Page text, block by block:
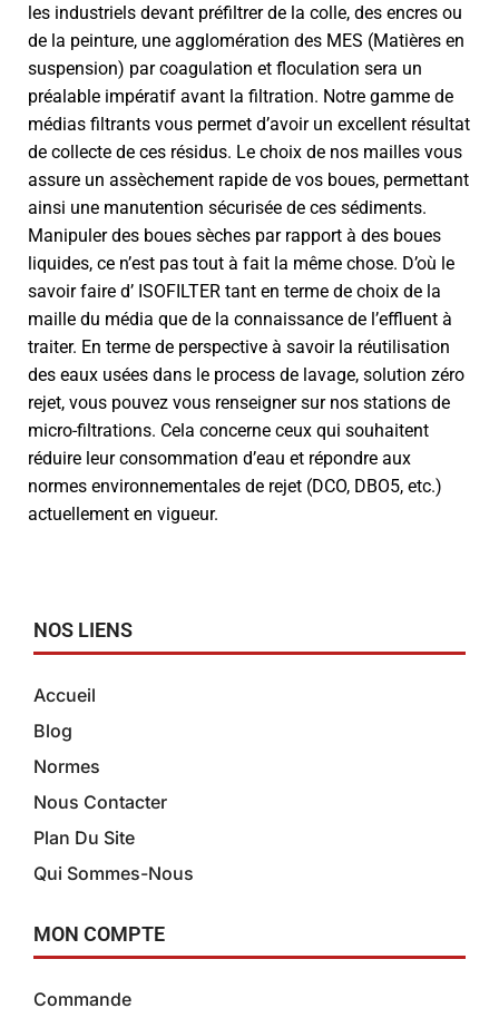
les industriels devant préfiltrer de la colle, des encres ou
de la peinture, une agglomération des MES (Matières en
suspension) par coagulation et floculation sera un
préalable impératif avant la filtration. Notre gamme de
médias filtrants vous permet d’avoir un excellent résultat
de collecte de ces résidus. Le choix de nos mailles vous
assure un assèchement rapide de vos boues, permettant
ainsi une manutention sécurisée de ces sédiments.
Manipuler des boues sèches par rapport à des boues
liquides, ce n’est pas tout à fait la même chose. D’où le
savoir faire d’ ISOFILTER tant en terme de choix de la
maille du média que de la connaissance de l’effluent à
traiter. En terme de perspective à savoir la réutilisation
des eaux usées dans le process de lavage, solution zéro
rejet, vous pouvez vous renseigner sur nos stations de
micro-filtrations. Cela concerne ceux qui souhaitent
réduire leur consommation d’eau et répondre aux
normes environnementales de rejet (DCO, DBO5, etc.)
actuellement en vigueur.
NOS LIENS
Accueil
Blog
Normes
Nous Contacter
Plan Du Site
Qui Sommes-Nous
MON COMPTE
Commande